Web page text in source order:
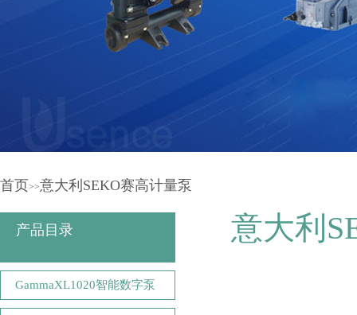
首页>>意大利SEKO赛高计量泵
产品目录
GammaXL1020智能数字泵
意大利